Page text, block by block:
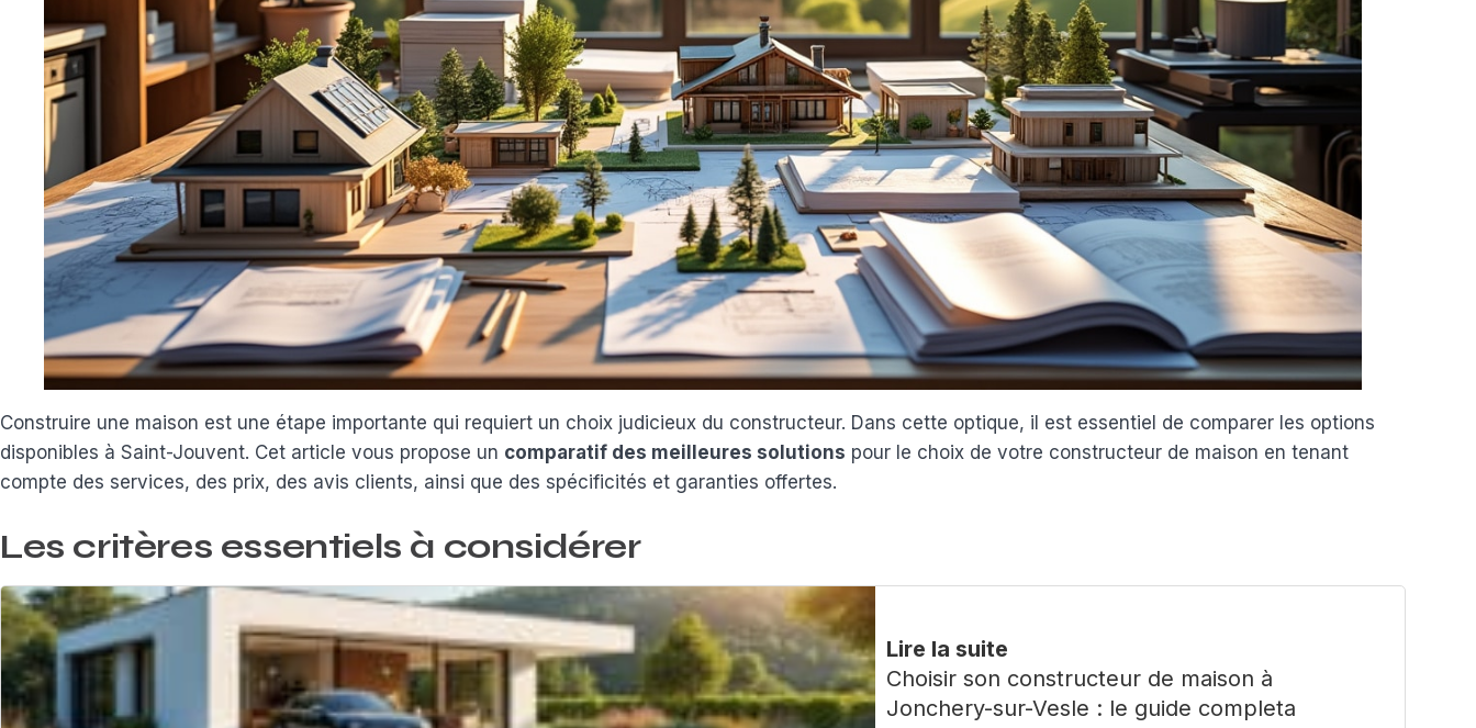
Construire une maison est une étape importante qui requiert un choix judicieux du constructeur. Dans cette optique, il est essentiel de comparer les options
disponibles à Saint-Jouvent. Cet article vous propose un comparatif des meilleures solutions pour le choix de votre constructeur de maison en tenant
compte des services, des prix, des avis clients, ainsi que des spécificités et garanties offertes.
Les critères essentiels à considérer
Lire la suite
Choisir son constructeur de maison à
Jonchery-sur-Vesle : le guide completa